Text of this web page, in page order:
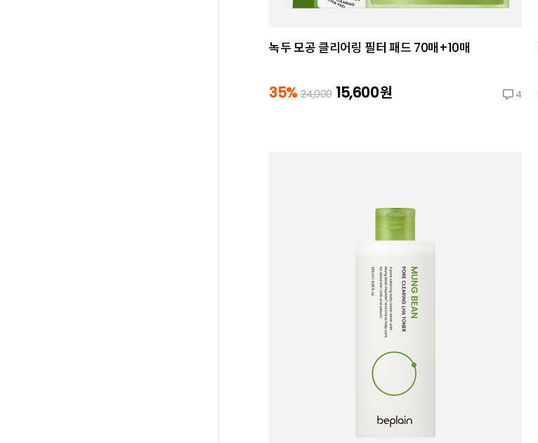
녹두 모공 클리어링 필터 패드 70매+10매
35% 24,000 15,600원 4